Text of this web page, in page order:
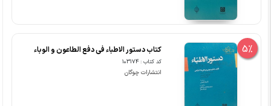
5% کتاب دستور الاطباء فی دفع الطاعون و الوباء
کد کتاب : 103174
انتشارات چوگان